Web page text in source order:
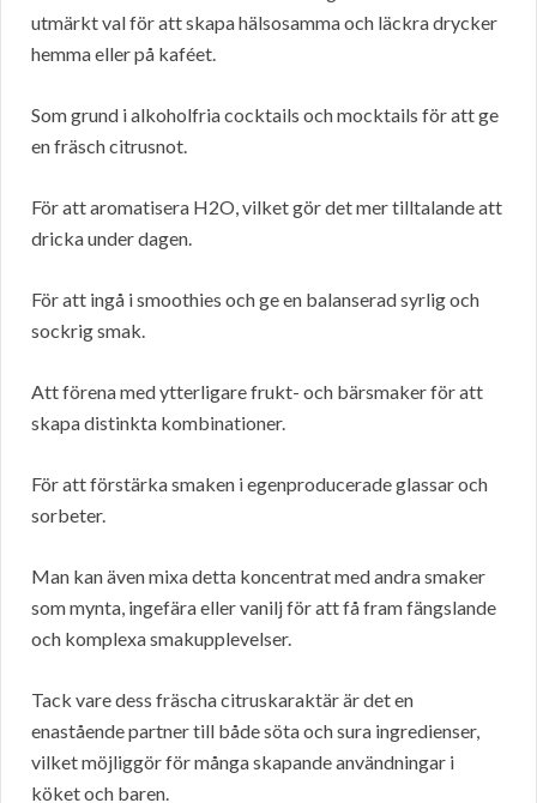
utmärkt val för att skapa hälsosamma och läckra drycker
hemma eller på kaféet.
Som grund i alkoholfria cocktails och mocktails för att ge
en fräsch citrusnot.
För att aromatisera H2O, vilket gör det mer tilltalande att
dricka under dagen.
För att ingå i smoothies och ge en balanserad syrlig och
sockrig smak.
Att förena med ytterligare frukt- och bärsmaker för att
skapa distinkta kombinationer.
För att förstärka smaken i egenproducerade glassar och
sorbeter.
Man kan även mixa detta koncentrat med andra smaker
som mynta, ingefära eller vanilj för att få fram fängslande
och komplexa smakupplevelser.
Tack vare dess fräscha citruskaraktär är det en
enastående partner till både söta och sura ingredienser,
vilket möjliggör för många skapande användningar i
köket och baren.